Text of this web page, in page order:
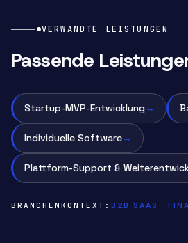
VERWANDTE LEISTUNGEN
Passende
Startup-MVP-Entwicklung→
Individuelle Software→
Plattform-Support &
BRANCHENKONTEXT : B2B SAAS ·